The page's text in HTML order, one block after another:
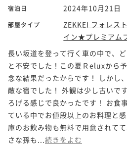
宿泊日 2024年10月21日
部屋タイプ
ZEKKEI フォレス
イン★プレミアム
長い坂道を登って行く車の中で、
と不安でした！この夏Ｒeluxから
念な結果だったからです！ しかし
敵な宿でした！ 外観は少し古いで
ろげる感じで良かったです！ お食
ている中でお値段以上のお料理と
庫のお飲み物も無料で用意されて
さな孫も... 続きをよむ